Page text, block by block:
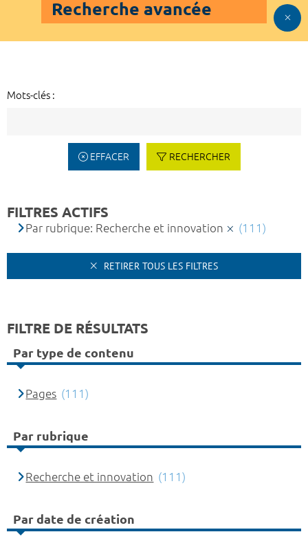
Recherche avancée
Mots-clés :
EFFACER RECHERCHER
FILTRES ACTIFS
Par rubrique: Recherche et innovation (111)
RETIRER TOUS LES FILTRES
FILTRE DE RÉSULTATS
Par type de contenu
Pages (111)
Par rubrique
Recherche et innovation (111)
Par date de création